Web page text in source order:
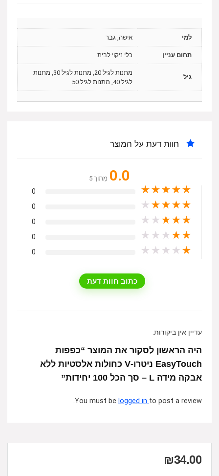
למי אישה, גבר
תחום עניין כלי ניקוי לבית
גיל
מתנות לגיל 20, מתנות לגיל 30, מתנות
לגיל 40, מתנות לגיל 50
חוות דעת על המוצר
0.0 מִתוֹך 5
★
★
★
★
★
0
★
★
★
★
★
0
★
★
★
★
★
0
★
★
★
★
★
0
★
★
★
★
★
0
כתוב חוות דעת
עדיין אין ביקורות.
היה הראשון לסקור את המוצר “כפפות
EasyTouch ניטרו-V כחולות אלסטיות ללא
אבקה מידה L – סך הכל 100 יחידות”
You must be logged in to post a review.
₪34.00